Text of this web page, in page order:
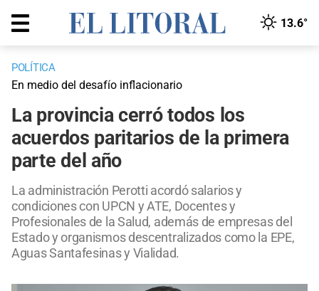
13.6°
POLÍTICA
En medio del desafío inflacionario
La provincia cerró todos los
acuerdos paritarios de la primera
parte del año
La administración Perotti acordó salarios y
condiciones con UPCN y ATE, Docentes y
Profesionales de la Salud, además de empresas del
Estado y organismos descentralizados como la EPE,
Aguas Santafesinas y Vialidad.